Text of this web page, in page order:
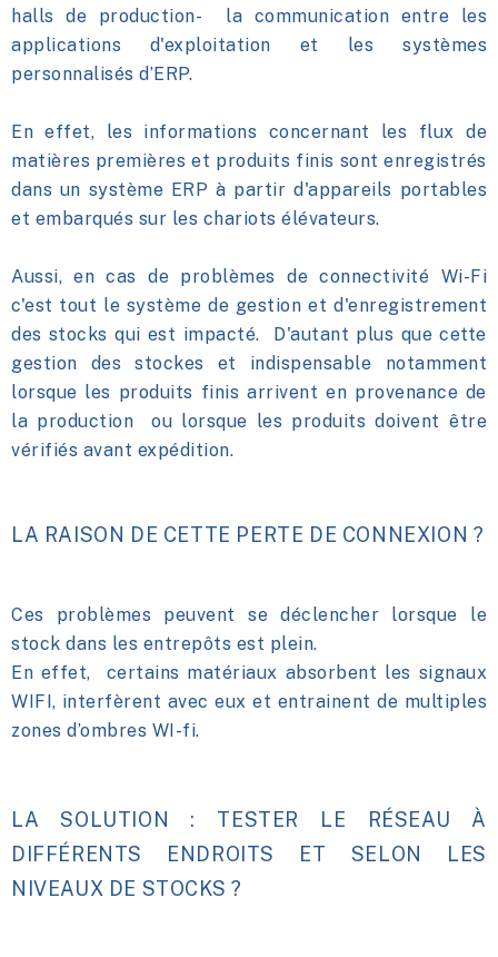
halls de production- la communication entre les
applications d'exploitation et les systèmes
personnalisés d’ERP.
En effet, les informations concernant les flux de
matières premières et produits finis sont enregistrés
dans un système ERP à partir d'appareils portables
et embarqués sur les chariots élévateurs.
Aussi, en cas de problèmes de connectivité Wi-Fi
c'est tout le système de gestion et d'enregistrement
des stocks qui est impacté. D'autant plus que cette
gestion des stockes et indispensable notamment
lorsque les produits finis arrivent en provenance de
la production ou lorsque les produits doivent être
vérifiés avant expédition.
LA RAISON DE CETTE PERTE DE CONNEXION ?
Ces problèmes peuvent se déclencher lorsque le
stock dans les entrepôts est plein.
En effet, certains matériaux absorbent les signaux
WIFI, interfèrent avec eux et entrainent de multiples
zones d’ombres WI-fi.
LA SOLUTION : TESTER LE RÉSEAU À
DIFFÉRENTS ENDROITS ET SELON LES
NIVEAUX DE STOCKS ?